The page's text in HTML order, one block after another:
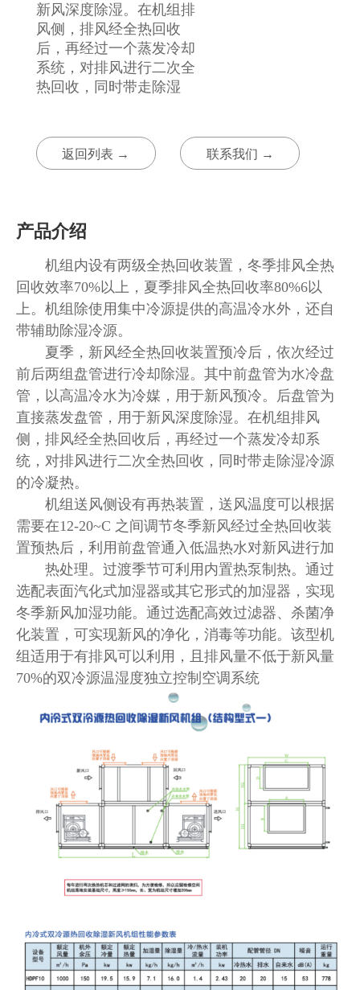
新风深度除湿。在机组排
风侧，排风经全热回收
后，再经过一个蒸发冷却
系统，对排风进行二次全
热回收，同时带走除湿
返回列表 → 联系我们 →
产品介绍
机组内设有两级全热回收装置，冬季排风全热
回收效率70%以上，夏季排风全热回收率80%6以
上。 机组除使用集中冷源提供的高温冷水外，还自
带辅助除湿冷源。
夏季，新风经全热回收装置预冷后，依次经过
前后两组盘管进行冷却除湿。其中前盘管为水冷盘
管，以高温冷水为冷媒，用于新风预冷。后盘管为
直接蒸发盘管，用于新风深度除湿。在机组排风
侧，排风经全热回收后，再经过一个蒸发冷却系
统，对排风进行二次全热回收，同时带走除湿冷源
的冷凝热。
机组送风侧设有再热装置，送风温度可以根据
需要在12-20~C 之间调节冬季新风经过全热回收装
置预热后，利用前盘管通入低温热水对新风进行加
热处理。过渡季节可利用内置热泵制热。通过
选配表面汽化式加湿器或其它形式的加湿器，实现
冬季新风加湿功能。通过选配高效过滤器、杀菌净
化装置，可实现新风的净化，消毒等功能。该型机
组适用于有排风可以利用，且排风量不低于新风量
70%的双冷源温湿度独立控制空调系统